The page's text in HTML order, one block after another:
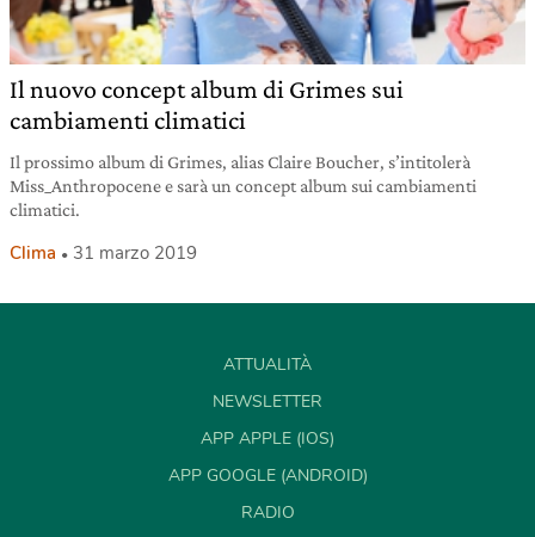
Il nuovo concept album di Grimes sui
cambiamenti climatici
Il prossimo album di Grimes, alias Claire Boucher, s’intitolerà
Miss_Anthropocene e sarà un concept album sui cambiamenti
climatici.
Clima 31 marzo 2019
ATTUALITÀ
NEWSLETTER
APP APPLE (IOS)
APP GOOGLE (ANDROID)
RADIO